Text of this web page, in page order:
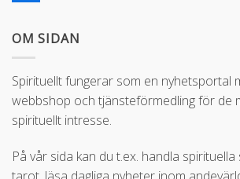
OM SIDAN
Spirituellt fungerar som en nyhetsportal
webbshop och tjänsteförmedling för de
spirituellt intresse.
På vår sida kan du t.ex. handla